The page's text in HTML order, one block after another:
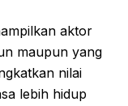
aktor
maupun yang
nilai
lebih hidup